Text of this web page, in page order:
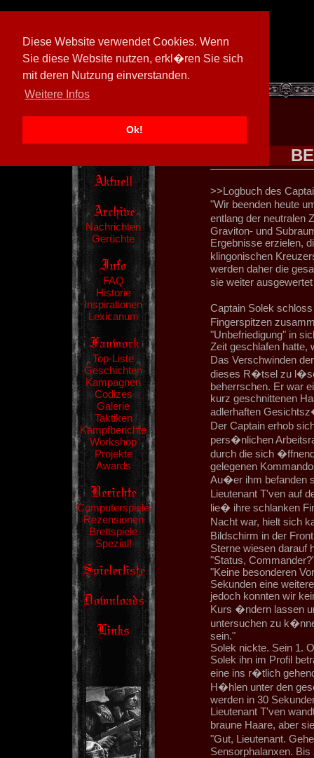
Diese Website verwendet Cookies. Wenn
Sie diese Website nutzen, erkl�ren Sie sich
mit deren Nutzung einverstanden.
Weitere Infos
Ok!
[ 594026/M3]
Nachrichten
Gerüchte
FAQ
Historie
Inspirationen
Lexicanum
Top-Liste
Geschichten
Kampagnen
Codizes
Galerie
Taktiken
Kampfberichte
Workshop
Projekte
Awards
Computerspiele
Rezensionen
Brettspiele
Spezial!
>>Logbuch des
"Wir beenden heute
entlang der neutralen
Graviton- und
Ergebnisse erzielen,
klingonischen
werden daher die
sie weiter
Captain Solek
Fingerspitzen
"Unbefriedigung" in
Zeit geschlafen hatte,
Das Verschwinden
dieses R�tsel zu
beherrschen. Er war
kurz geschnittenen
adlerhaften
Der Captain erhob
pers�nlichen
durch die sich
gelegenen
Au�er ihm befanden
Lieutenant T'ven auf
lie� ihre schlanken
Nacht war, hielt sich
Bildschirm in der
Sterne wiesen darauf
"Status,
"Keine besonderen
Sekunden eine
jedoch konnten wir
Kurs �ndern lassen
untersuchen zu
sein."
Solek nickte. Sein 1.
Solek ihn im Profil
eine ins r�tlich
H�hlen unter den
werden in 30
Lieutenant T'ven
braune Haare, aber
"Gut, Lieutenant.
Sensorphalanxen.